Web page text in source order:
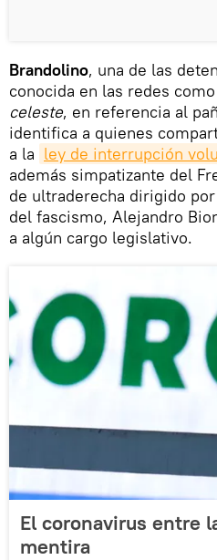
Brandolino, una de las
conocida en las redes como
celeste, en referencia al
identifica a quienes
a la ley de interrupción
además simpatizante del
de ultraderecha dirigido
del fascismo, Alejandro
a algún cargo legislativo.
El coronavirus entre
mentira